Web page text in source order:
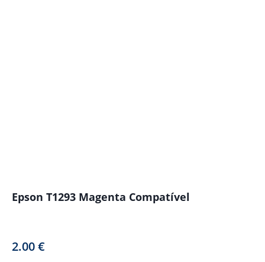
Epson T1293 Magenta Compatível
2.00€